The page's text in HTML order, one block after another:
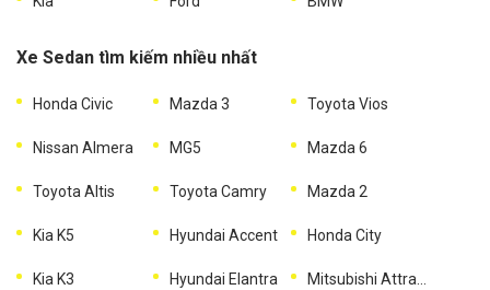
Xe Sedan tìm kiếm nhiều nhất
Honda Civic Mazda 3 Toyota Vios
Nissan Almera MG5 Mazda 6
Toyota Altis Toyota Camry Mazda 2
Kia K5 Hyundai Accent Honda City
Kia K3 Hyundai Elantra Mitsubishi Attrage